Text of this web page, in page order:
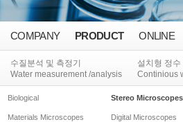
COMPANY PRODUCT ONLINE
수질분석 및 측정기
Water measurement /analysis
설치형 정수
Continious
Biological Stereo Microscopes
Materials Microscopes Digital Microscopes